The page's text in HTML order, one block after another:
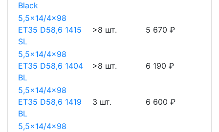
Black
5,5x14/4x98
ET35 D58,6 1415
SL
>8 шт. 5 670 ₽
5,5x14/4x98
ET35 D58,6 1404
BL
>8 шт. 6 190 ₽
5,5x14/4x98
ET35 D58,6 1419
BL
3 шт. 6 600 ₽
5,5x14/4x98